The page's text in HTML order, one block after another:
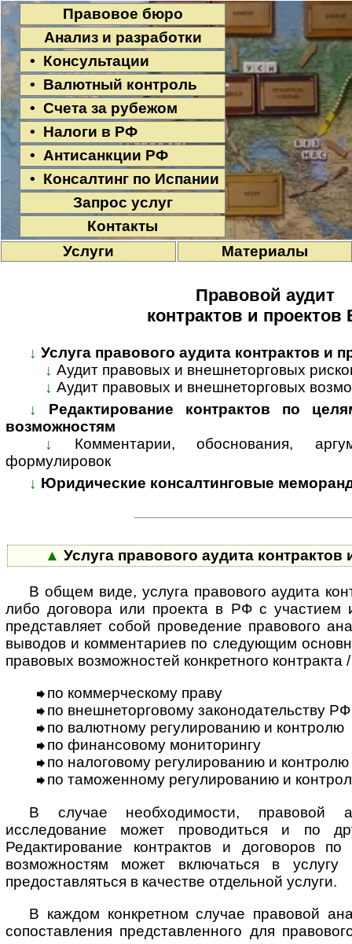
Правовое бюро
Анализ и разработки
• Консультации
• Валютный контроль
• Счета за рубежом
• Налоги в РФ
• Антисанкции РФ
• Консалтинг по Испании
Запрос услуг
Контакты
Услуги
Материалы
Правовой аудит
контрактов и
↓ Услуга правового аудита контрактов и
↓ Аудит правовых и внешнеторговых
↓ Аудит правовых и внешнеторговых
↓
Редактирование контрактов по
возможностям
↓
Комментарии, обоснования,
формулировок
↓ Юридические консалтинговые
▲ Услуга правового аудита
В общем виде, услуга правового аудита
либо договора или проекта в РФ с участием
представляет собой проведение правового
выводов и комментариев по следующим
правовых возможностей конкретного контракта
по коммерческому праву
по внешнеторговому законодательству РФ
по валютному регулированию и контролю
по финансовому мониторингу
по налоговому регулированию и контролю
по таможенному регулированию и
В случае необходимости, правовой
исследование может проводиться и по
Редактирование контрактов и договоров
возможностям может включаться в услугу
предоставляться в качестве отдельной услуги.
В каждом конкретном случае правовой
сопоставления представленного для